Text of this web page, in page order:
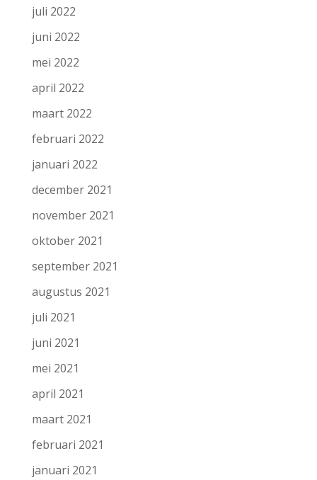
juli 2022
juni 2022
mei 2022
april 2022
maart 2022
februari 2022
januari 2022
december 2021
november 2021
oktober 2021
september 2021
augustus 2021
juli 2021
juni 2021
mei 2021
april 2021
maart 2021
februari 2021
januari 2021